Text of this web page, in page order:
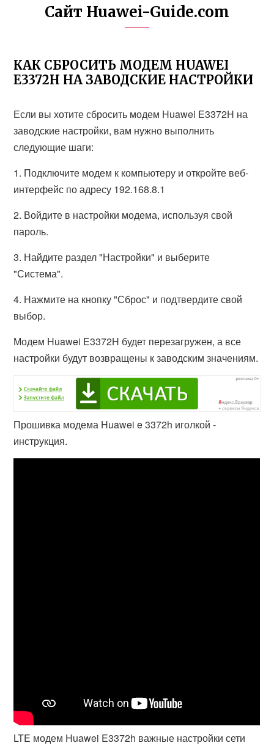
Сайт Huawei-Guide.com
КАК СБРОСИТЬ МОДЕМ HUAWEI
E3372H НА ЗАВОДСКИЕ НАСТРОЙКИ
Если вы хотите сбросить модем Huawei E3372H на
заводские настройки, вам нужно выполнить
следующие шаги:
1. Подключите модем к компьютеру и откройте веб-
интерфейс по адресу 192.168.8.1
2. Войдите в настройки модема, используя свой
пароль.
3. Найдите раздел "Настройки" и выберите
"Система".
4. Нажмите на кнопку "Сброс" и подтвердите свой
выбор.
Модем Huawei E3372H будет перезагружен, а все
настройки будут возвращены к заводским значениям.
Прошивка модема Huawei e 3372h иголкой -
инструкция.
LTE модем Huawei E3372h важные настройки сети